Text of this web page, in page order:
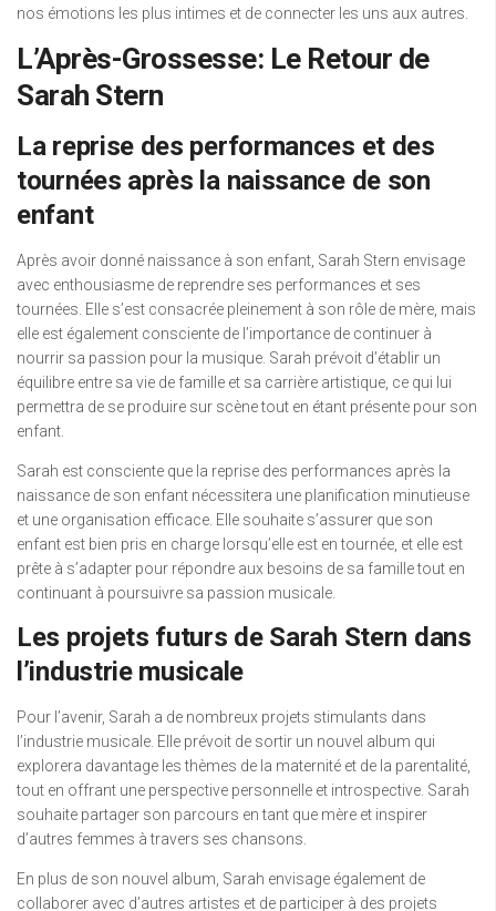
nos émotions les plus intimes et de connecter les uns aux autres.
L’Après-Grossesse: Le Retour de
Sarah Stern
La reprise des performances et des
tournées après la naissance de son
enfant
Après avoir donné naissance à son enfant, Sarah Stern envisage
avec enthousiasme de reprendre ses performances et ses
tournées. Elle s’est consacrée pleinement à son rôle de mère, mais
elle est également consciente de l’importance de continuer à
nourrir sa passion pour la musique. Sarah prévoit d’établir un
équilibre entre sa vie de famille et sa carrière artistique, ce qui lui
permettra de se produire sur scène tout en étant présente pour son
enfant.
Sarah est consciente que la reprise des performances après la
naissance de son enfant nécessitera une planification minutieuse
et une organisation efficace. Elle souhaite s’assurer que son
enfant est bien pris en charge lorsqu’elle est en tournée, et elle est
prête à s’adapter pour répondre aux besoins de sa famille tout en
continuant à poursuivre sa passion musicale.
Les projets futurs de Sarah Stern dans
l’industrie musicale
Pour l’avenir, Sarah a de nombreux projets stimulants dans
l’industrie musicale. Elle prévoit de sortir un nouvel album qui
explorera davantage les thèmes de la maternité et de la parentalité,
tout en offrant une perspective personnelle et introspective. Sarah
souhaite partager son parcours en tant que mère et inspirer
d’autres femmes à travers ses chansons.
En plus de son nouvel album, Sarah envisage également de
collaborer avec d’autres artistes et de participer à des projets